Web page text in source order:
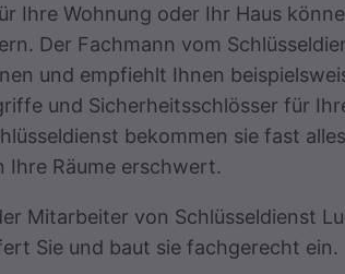
Ihre Wohnung oder Ihr Haus
Der Fachmann vom
und empfiehlt Ihnen
und Sicherheitsschlösser für
bekommen sie fast
Ihre Räume erschwert.
Mitarbeiter von Schlüsseldienst
Sie und baut sie fachgerecht ein.